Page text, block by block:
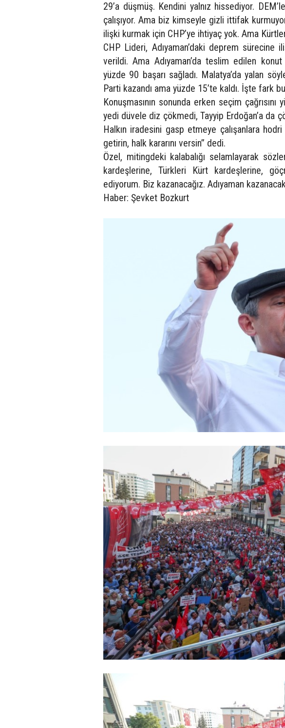
29’a düşmüş. Kendini yalnız hissediyor.
çalışıyor. Ama biz kimseyle gizli ittifak
ilişki kurmak için CHP’ye ihtiyaç yok. Ama
CHP Lideri, Adıyaman’daki deprem
verildi. Ama Adıyaman’da teslim edilen
yüzde 90 başarı sağladı. Malatya’da yalan
Parti kazandı ama yüzde 15’te kaldı. İşte fark
Konuşmasının sonunda erken seçim
yedi düvele diz çökmedi, Tayyip Erdoğan’a da
Halkın iradesini gasp etmeye çalışanlara
getirin, halk kararını versin” dedi.
Özel, mitingdeki kalabalığı selamlayarak
kardeşlerine, Türkleri Kürt kardeşlerine,
ediyorum. Biz kazanacağız. Adıyaman
Haber: Şevket Bozkurt